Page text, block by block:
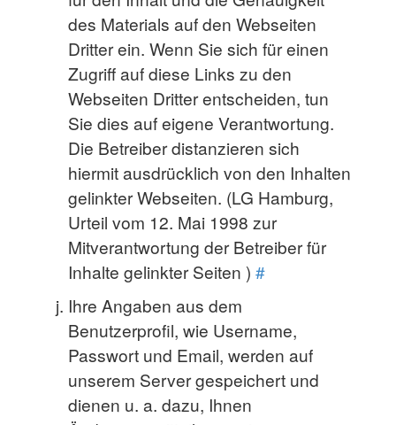
des Materials auf den Webseiten
Dritter ein. Wenn Sie sich für einen
Zugriff auf diese Links zu den
Webseiten Dritter entscheiden, tun
Sie dies auf eigene Verantwortung.
Die Betreiber distanzieren sich
hiermit ausdrücklich von den Inhalten
gelinkter Webseiten. (LG Hamburg,
Urteil vom 12. Mai 1998 zur
Mitverantwortung der Betreiber für
Inhalte gelinkter Seiten ) #
Ihre Angaben aus dem
Benutzerprofil, wie Username,
Passwort und Email, werden auf
unserem Server gespeichert und
dienen u. a. dazu, Ihnen